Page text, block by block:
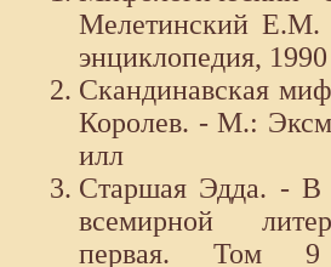
Мелетинский Е.М.
энциклопедия, 1990
Скандинавская
Королев. - М.:
илл
Старшая Эдда. - В
всемирной
первая.